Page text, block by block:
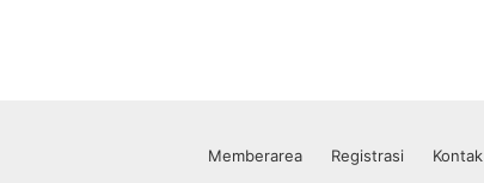
Memberarea Registrasi Kontak